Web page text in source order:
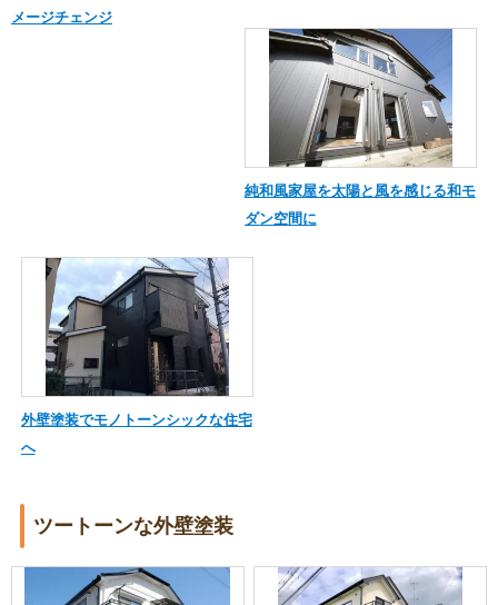
メージチェンジ
純和風家屋を太陽と風を感じる和モ
ダン空間に
外壁塗装でモノトーンシックな住宅
へ
ツートーンな外壁塗装